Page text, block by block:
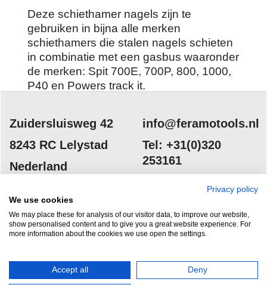
Deze schiethamer nagels zijn te
gebruiken in bijna alle merken
schiethamers die stalen nagels schieten
in combinatie met een gasbus waaronder
de merken: Spit 700E, 700P, 800, 1000,
P40 en Powers track it.
Zuidersluisweg 42
8243 RC Lelystad
Nederland
info@feramotools.nl
Tel: +31(0)320
Privacy policy
We use cookies
We may place these for analysis of our visitor data, to improve our website,
show personalised content and to give you a great website experience. For
more information about the cookies we use open the settings.
Accept all Deny